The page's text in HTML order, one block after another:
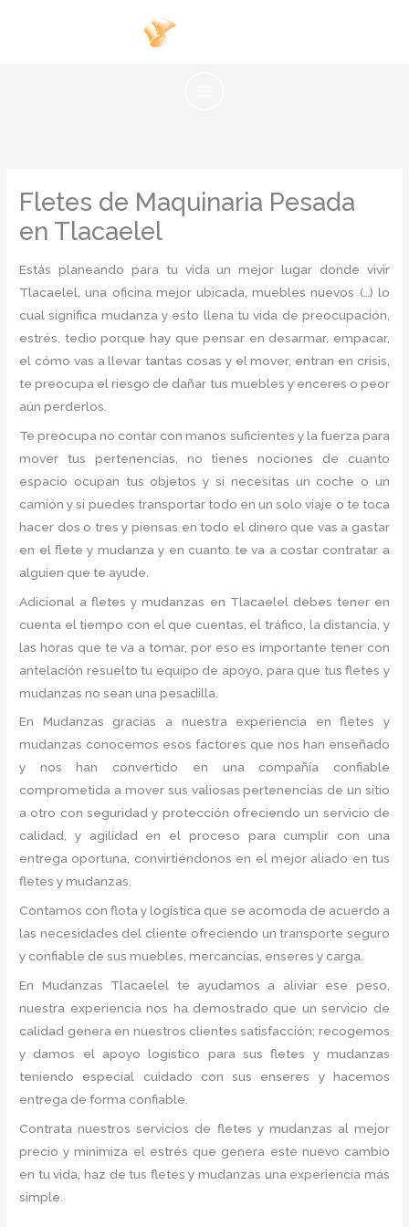
Fletes de Maquinaria Pesada
en Tlacaelel
Estás planeando para tu vida un mejor lugar donde vivir
Tlacaelel, una oficina mejor ubicada, muebles nuevos (…) lo
cual significa mudanza y esto llena tu vida de preocupación,
estrés, tedio porque hay que pensar en desarmar, empacar,
el cómo vas a llevar tantas cosas y el mover, entran en crisis,
te preocupa el riesgo de dañar tus muebles y enceres o peor
aún perderlos.
Te preocupa no contar con manos suficientes y la fuerza para
mover tus pertenencias, no tienes nociones de cuanto
espacio ocupan tus objetos y si necesitas un coche o un
camión y si puedes transportar todo en un solo viaje o te toca
hacer dos o tres y piensas en todo el dinero que vas a gastar
en el flete y mudanza y en cuanto te va a costar contratar a
alguien que te ayude.
Adicional a fletes y mudanzas en Tlacaelel debes tener en
cuenta el tiempo con el que cuentas, el tráfico, la distancia, y
las horas que te va a tomar, por eso es importante tener con
antelación resuelto tu equipo de apoyo, para que tus fletes y
mudanzas no sean una pesadilla.
En Mudanzas gracias a nuestra experiencia en fletes y
mudanzas conocemos esos factores que nos han enseñado
y nos han convertido en una compañía confiable
comprometida a mover sus valiosas pertenencias de un sitio
a otro con seguridad y protección ofreciendo un servicio de
calidad, y agilidad en el proceso para cumplir con una
entrega oportuna, convirtiéndonos en el mejor aliado en tus
fletes y mudanzas.
Contamos con flota y logística que se acomoda de acuerdo a
las necesidades del cliente ofreciendo un transporte seguro
y confiable de sus muebles, mercancías, enseres y carga.
En Mudanzas Tlacaelel te ayudamos a aliviar ese peso,
nuestra experiencia nos ha demostrado que un servicio de
calidad genera en nuestros clientes satisfacción; recogemos
y damos el apoyo logístico para sus fletes y mudanzas
teniendo especial cuidado con sus enseres y hacemos
entrega de forma confiable.
Contrata nuestros servicios de fletes y mudanzas al mejor
precio y minimiza el estrés que genera este nuevo cambio
en tu vida, haz de tus fletes y mudanzas una experiencia más
simple.